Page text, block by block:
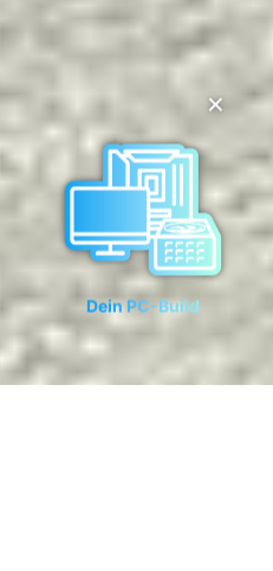
✕
Dein PC-Build